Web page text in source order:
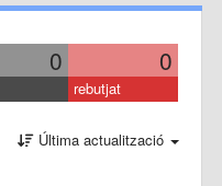
0 0
rebutjat
Última actualització